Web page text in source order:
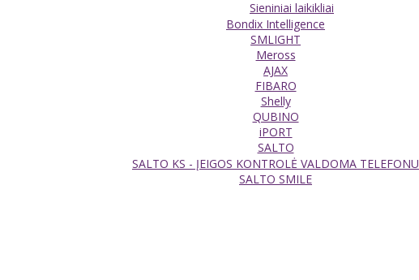
Sieniniai laikikliai
Bondix Intelligence
SMLIGHT
Meross
AJAX
FIBARO
Shelly
QUBINO
iPORT
SALTO
SALTO KS - ĮEIGOS KONTROLĖ VALDOMA TELEFONU
SALTO SMILE